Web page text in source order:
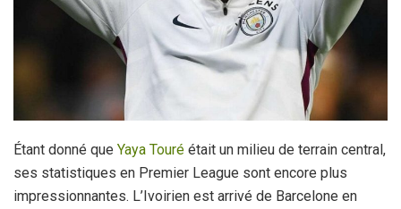
Étant donné que Yaya Touré était un milieu de terrain central,
ses statistiques en Premier League sont encore plus
impressionnantes. L’Ivoirien est arrivé de Barcelone en